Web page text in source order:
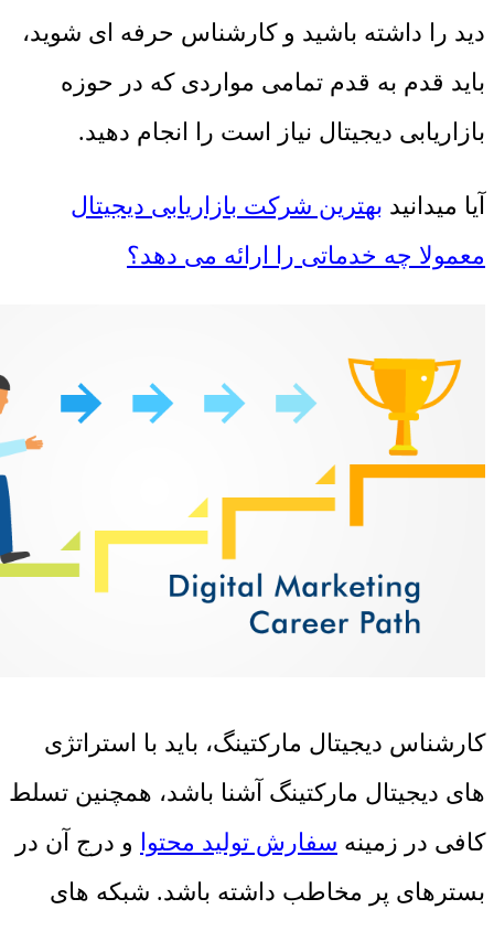
دید را داشته باشید و کارشناس حرفه ای شوید،
باید قدم به قدم تمامی مواردی که در حوزه
بازاریابی دیجیتال نیاز است را انجام دهید.
آیا میدانید بهترین شرکت بازاریابی دیجیتال
معمولا چه خدماتی را ارائه می دهد؟
کارشناس دیجیتال مارکتینگ، باید با استراتژی
های دیجیتال مارکتینگ آشنا باشد، همچنین تسلط
کافی در زمینه سفارش تولید محتوا و درج آن در
بسترهای پر مخاطب داشته باشد. شبکه های